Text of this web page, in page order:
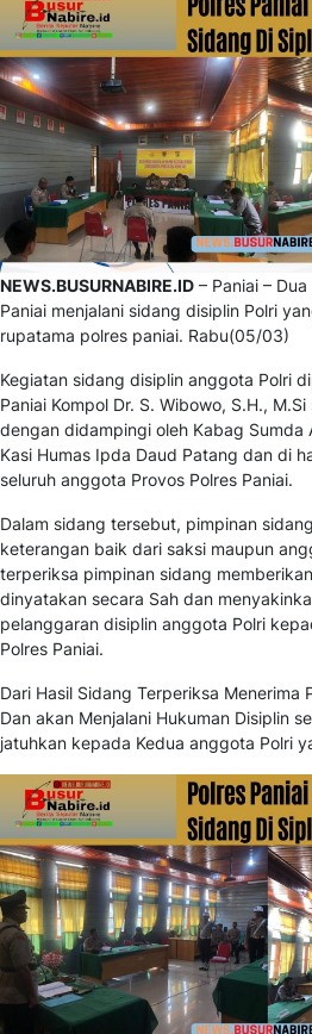
NEWS.BUSURNABIRE.ID – Paniai –
Paniai menjalani sidang disiplin Polri
rupatama polres paniai. Rabu(05/03)
Kegiatan sidang disiplin anggota Polri
Paniai Kompol Dr. S. Wibowo, S.H.,
dengan didampingi oleh Kabag Sumda
Kasi Humas Ipda Daud Patang dan di
seluruh anggota Provos Polres Paniai.
Dalam sidang tersebut, pimpinan
keterangan baik dari saksi maupun
terperiksa pimpinan sidang
dinyatakan secara Sah dan
pelanggaran disiplin anggota Polri
Polres Paniai.
Dari Hasil Sidang Terperiksa Menerima
Dan akan Menjalani Hukuman Disiplin
jatuhkan kepada Kedua anggota Polri